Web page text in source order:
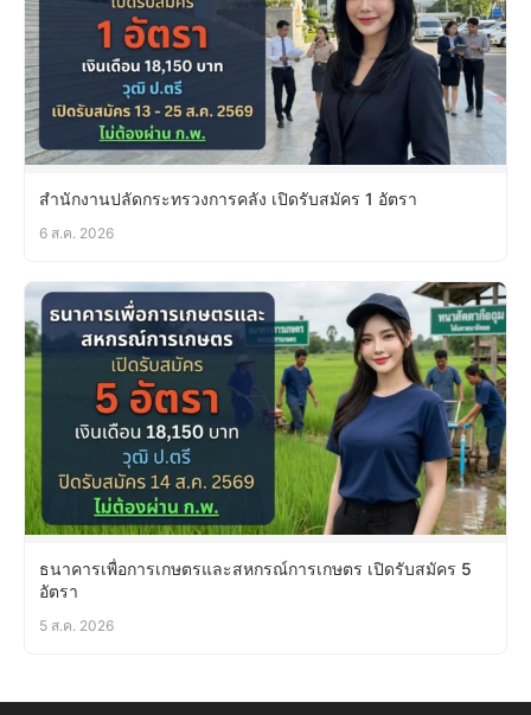
สำนักงานปลัดกระทรวงการคลัง เปิดรับสมัคร 1 อัตรา
6 ส.ค. 2026
ธนาคารเพื่อการเกษตรและสหกรณ์การเกษตร เปิดรับสมัคร 5
อัตรา
5 ส.ค. 2026